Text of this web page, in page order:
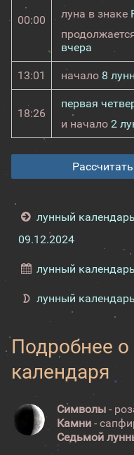
00:00
луна в знаке
вчера
13:01 начало 8
18:26
первая
и начало 2
лунный
09.12.2024
лунный
лунный
Подробнее о
календаря
Символы -
Камни -
Седьмой